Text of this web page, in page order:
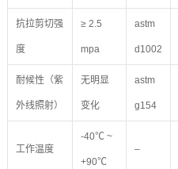
抗拉剪切强
度
≥ 2.5
mpa
astm
d1002
耐候性（紫
外线照射）
无明显
变化
astm
g154
工作温度
-40℃ ~
+90℃
–